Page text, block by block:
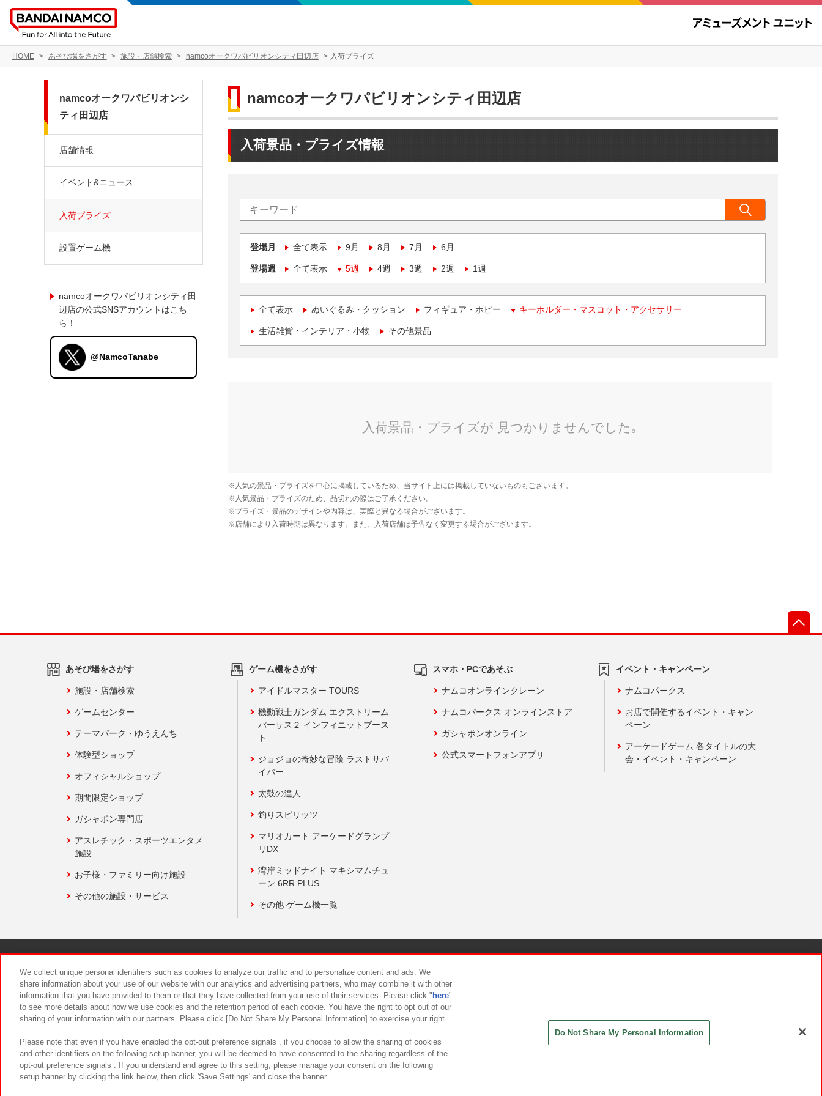
HOME あそび場をさがす 施設・店舗検索 namcoオークワパビリオンシティ田辺店 入荷プライズ
namcoオークワパビリオンシティ田辺店
入荷景品・プライズ情報
登場月 全て表示 9月 8月 7月 6月
登場週 全て表示 5週 4週 3週 2週 1週
全て表示 ぬいぐるみ・クッション フィギュア・ホビー キーホルダー・マスコット・アクセサリー
生活雑貨・インテリア・小物 その他景品
namcoオークワパビリオンシ
ティ田辺店
店舗情報
イベント&ニュース
入荷プライズ
設置ゲーム機
namcoオークワパビリオンシティ田
辺店の公式SNSアカウントはこち
ら！
@NamcoTanabe
あそび場をさがす
施設・店舗検索
ゲームセンター
テーマパーク・ゆうえんち
体験型ショップ
オフィシャルショップ
期間限定ショップ
ガシャポン専門店
アスレチック・スポーツエンタメ
施設
お子様・ファミリー向け施設
その他の施設・サービス
ゲーム機をさがす
アイドルマスター TOURS
機動戦士ガンダム エクストリーム
バーサス２ インフィニットブース
ト
ジョジョの奇妙な冒険 ラストサバ
イバー
太鼓の達人
釣りスピリッツ
マリオカート アーケードグランプ
リDX
湾岸ミッドナイト マキシマムチュ
ーン 6RR PLUS
その他 ゲーム機一覧
スマホ・PCであそぶ
ナムコオンラインクレーン
ナムコパークス オンラインストア
ガシャポンオンライン
公式スマートフォンアプリ
イベント・キャンペーン
ナムコパークス
お店で開催するイベント・キャン
ペーン
アーケードゲーム 各タイトルの大
会・イベント・キャンペーン
食品のご提供について カスタマーハラスメント対応方針
We collect unique personal identifiers such as cookies to analyze our traffic and to personalize content and ads. We
share information about your use of our website with our analytics and advertising partners, who may combine it with other
information that you have provided to them or that they have collected from your use of their services. Please click " here"
to see more details about how we use cookies and the retention period of each cookie. You have the right to opt out of our
sharing of your information with our partners. Please click [Do Not Share My Personal Information] to exercise your right.
Please note that even if you have enabled the opt-out preference signals , if you choose to allow the sharing of cookies
and other identifiers on the following setup banner, you will be deemed to have consented to the sharing regardless of the
opt-out preference signals . If you understand and agree to this setting, please manage your consent on the following
setup banner by clicking the link below, then click 'Save Settings' and close the banner.
Do Not Share My Personal Information